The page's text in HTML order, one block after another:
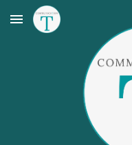
Skip to main content